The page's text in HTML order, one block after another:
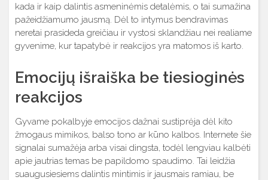
kada ir kaip dalintis asmeninėmis detalėmis, o tai sumažina
pažeidžiamumo jausmą. Dėl to intymus bendravimas
neretai prasideda greičiau ir vystosi sklandžiau nei realiame
gyvenime, kur tapatybė ir reakcijos yra matomos iš karto.
Emocijų išraiška be tiesioginės
reakcijos
Gyvame pokalbyje emocijos dažnai sustiprėja dėl kito
žmogaus mimikos, balso tono ar kūno kalbos. Internete šie
signalai sumažėja arba visai dingsta, todėl lengviau kalbėti
apie jautrias temas be papildomo spaudimo. Tai leidžia
suaugusiesiems dalintis mintimis ir jausmais ramiau, be